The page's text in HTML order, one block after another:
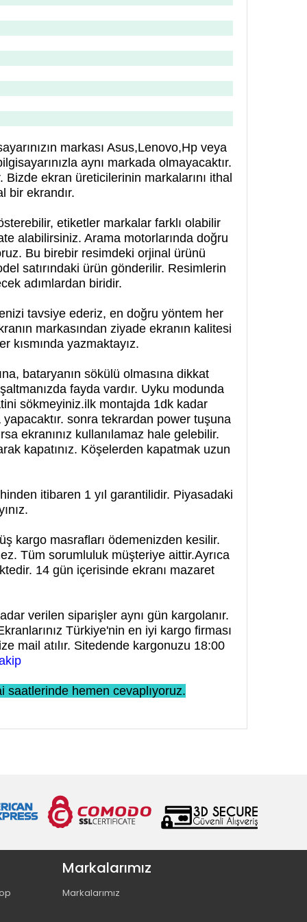
markası Asus,Lenovo,Hp veya
aynı markada olmayacaktır.
ekran üreticilerinin markalarını ithal
bir ekrandır.
etiketler markalar farklı olabilir
alabilirsiniz. Arama motorlarında doğru
Bu birebir resimdeki orjinal ürünü
satırındaki ürün gönderilir. Resimlerin
adımlardan biridir.
tavsiye ederiz, en doğru yöntem her
markasından ziyade ekranın kalitesi
kısmında yazmaktayız.
bataryanın sökülü olmasına dikkat
fayda vardır. Uyku modunda
sökmeyiniz.ilk montajda 1dk kadar
sonra tekrardan power tuşuna
ekranınız kullanılamaz hale gelebilir.
kapatınız. Köşelerden kapatmak uzun
itibaren 1 yıl garantilidir. Piyasadaki
kargo masrafları ödemenizden kesilir.
Tüm sorumluluk müşteriye aittir.Ayrıca
14 gün içerisinde ekranı mazaret
verilen siparişler aynı gün kargolanır.
Türkiye'nin en iyi kargo firması
mail atılır. Sitedende kargonuzu 18:00
saatlerinde hemen cevaplıyoruz.
Markalarımız
Markalarımız